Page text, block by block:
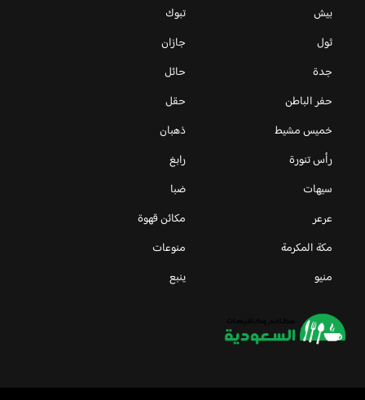
بيش
تبوك
ثول
جازان
جدة
حائل
حفر الباطن
حقل
خميس مشيط
ذهبان
رأس تنورة
رابغ
سيهات
ضبا
عرعر
مكائن قهوة
مكة المكرمة
منوعات
منيو
ينبع